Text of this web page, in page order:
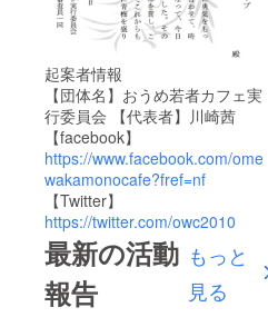
起案者情報
【団体名】おうめ若者カフェ実
行委員会 【代表者】川崎茜
【facebook】
https://www.facebook.com/ome
wakamonocafe?fref=nf
【Twitter】
https://twitter.com/owc2010
最新の活動
報告
もっと
見る